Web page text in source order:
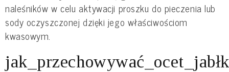
naleśników w celu aktywacji proszku do pieczenia lub
sody oczyszczonej dzięki jego właściwościom
kwasowym.